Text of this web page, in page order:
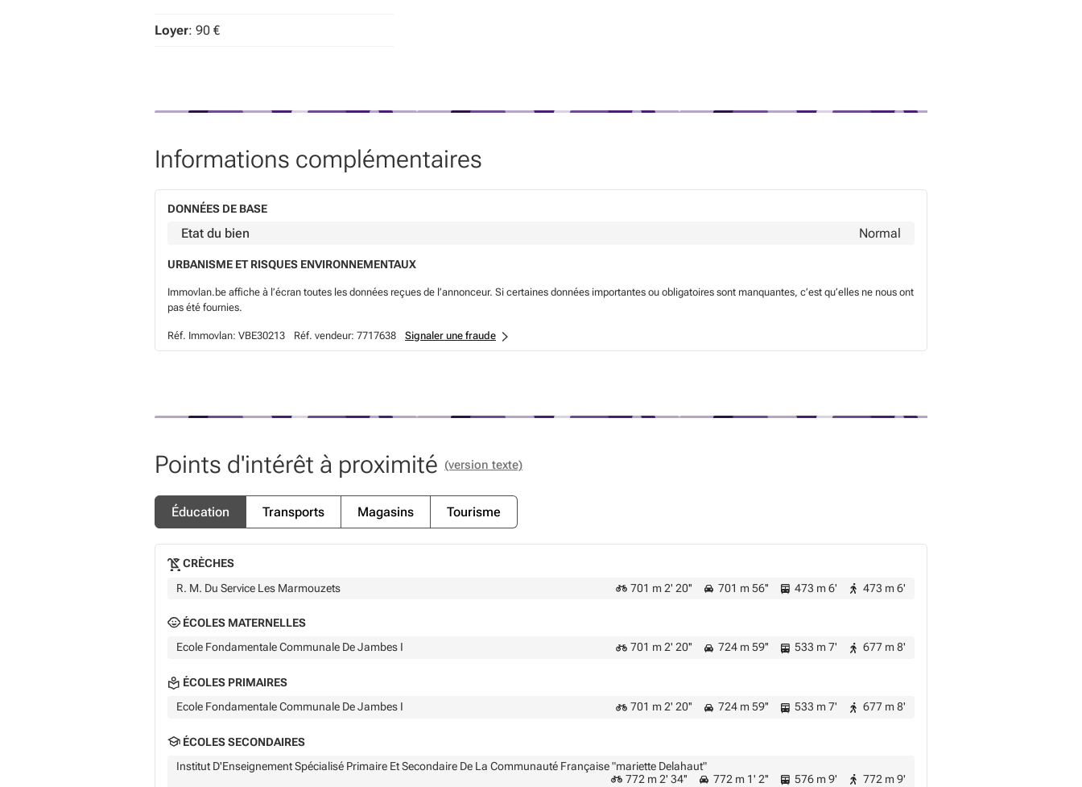
Loyer: 90 €
Informations complémentaires
DONNÉES DE BASE
Etat du bien Normal
URBANISME ET RISQUES ENVIRONNEMENTAUX
Immovlan.be affiche à l’écran toutes les données reçues de l’annonceur. Si certaines données importantes ou obligatoires sont manquantes, c’est qu’elles ne nous ont
pas été fournies.
Réf. Immovlan: VBE30213 Réf. vendeur: 7717638 Signaler une fraude
Points d'intérêt à proximité (version texte)
Éducation Transports Magasins Tourisme
CRÈCHES
R. M. Du Service Les Marmouzets
701 m 2' 20'' 701 m 56'' 473 m 6' 473 m 6'
ÉCOLES MATERNELLES
Ecole Fondamentale Communale De Jambes I
701 m 2' 20'' 724 m 59'' 533 m 7' 677 m 8'
ÉCOLES PRIMAIRES
Ecole Fondamentale Communale De Jambes I
701 m 2' 20'' 724 m 59'' 533 m 7' 677 m 8'
ÉCOLES SECONDAIRES
Institut D'Enseignement Spécialisé Primaire Et Secondaire De La Communauté Française "mariette Delahaut"
772 m 2' 34''
772 m 1' 2'' 576 m 9' 772 m 9'